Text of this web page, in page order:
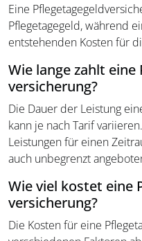
Eine
Pflegetagegeld, während
entstehenden Kosten für
Wie lange zahlt
versicherung?
Die Dauer der Leistung
kann je nach Tarif
Leistungen für einen
auch unbegrenzt
Wie viel kostet eine
versicherung?
Die Kosten für eine